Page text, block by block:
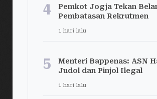
4
Pemkot Jogja Tekan
Pembatasan Rekrutmen
1 hari lalu
5
Menteri Bappenas: ASN
Judol dan Pinjol Ilegal
1 hari lalu